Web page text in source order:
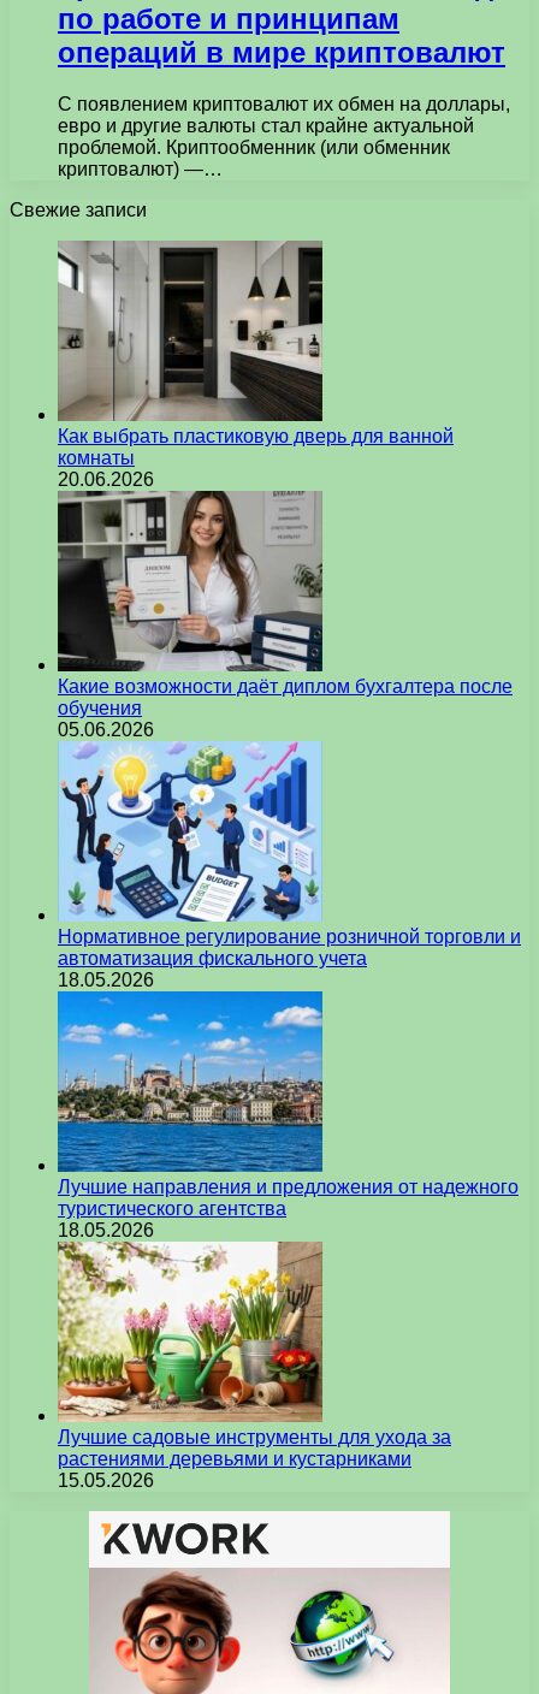
по работе и принципам
операций в мире криптовалют
С появлением криптовалют их обмен на доллары,
евро и другие валюты стал крайне актуальной
проблемой. Криптообменник (или обменник
криптовалют) —…
Свежие записи
Как выбрать пластиковую дверь для ванной
комнаты
20.06.2026
Какие возможности даёт диплом бухгалтера после
обучения
05.06.2026
Нормативное регулирование розничной торговли и
автоматизация фискального учета
18.05.2026
Лучшие направления и предложения от надежного
туристического агентства
18.05.2026
Лучшие садовые инструменты для ухода за
растениями деревьями и кустарниками
15.05.2026